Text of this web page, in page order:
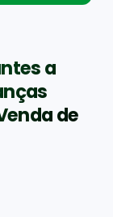
a
de